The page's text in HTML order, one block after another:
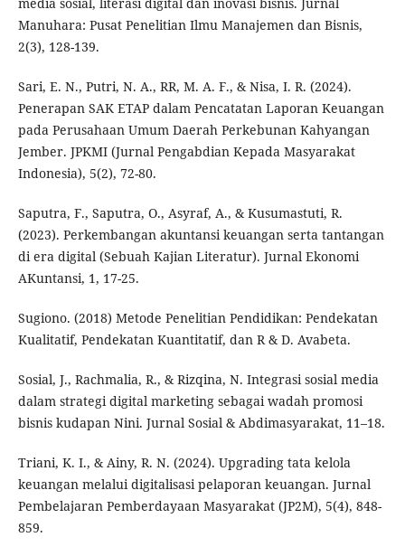
Manuhara: Pusat Penelitian Ilmu Manajemen dan Bisnis,
2(3), 128-139.
Sari, E. N., Putri, N. A., RR, M. A. F., & Nisa, I. R. (2024).
Penerapan SAK ETAP dalam Pencatatan Laporan Keuangan
pada Perusahaan Umum Daerah Perkebunan Kahyangan
Jember. JPKMI (Jurnal Pengabdian Kepada Masyarakat
Indonesia), 5(2), 72-80.
Saputra, F., Saputra, O., Asyraf, A., & Kusumastuti, R.
(2023). Perkembangan akuntansi keuangan serta tantangan
di era digital (Sebuah Kajian Literatur). Jurnal Ekonomi
AKuntansi, 1, 17-25.
Sugiono. (2018) Metode Penelitian Pendidikan: Pendekatan
Kualitatif, Pendekatan Kuantitatif, dan R & D. Avabeta.
Sosial, J., Rachmalia, R., & Rizqina, N. Integrasi sosial media
dalam strategi digital marketing sebagai wadah promosi
bisnis kudapan Nini. Jurnal Sosial & Abdimasyarakat, 11–18.
Triani, K. I., & Ainy, R. N. (2024). Upgrading tata kelola
keuangan melalui digitalisasi pelaporan keuangan. Jurnal
Pembelajaran Pemberdayaan Masyarakat (JP2M), 5(4), 848-
859.